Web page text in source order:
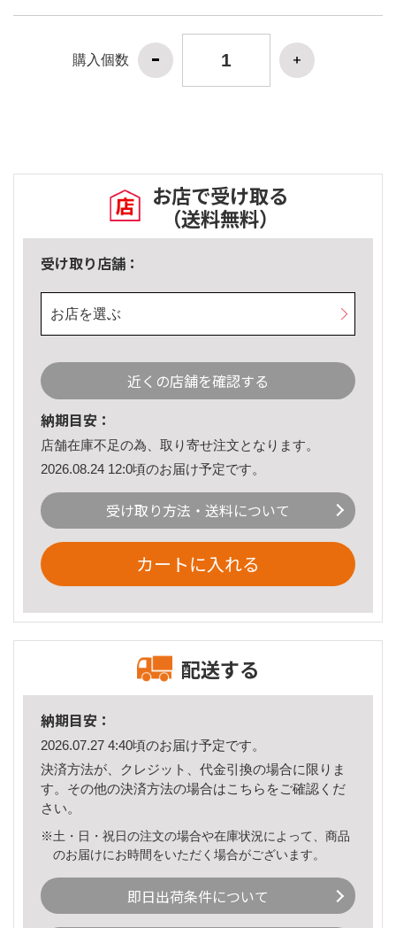
購入個数
お店で受け取る
（送料無料）
受け取り店舗：
お店を選ぶ
近くの店舗を確認する
納期目安：
店舗在庫不足の為、取り寄せ注文となります。
2026.08.24 12:0頃のお届け予定です。
受け取り方法・送料について
カートに入れる
配送する
納期目安：
2026.07.27 4:40頃のお届け予定です。
決済方法が、クレジット、代金引換の場合に限りま
す。その他の決済方法の場合はこちら をご確認くだ
さい。
※土・日・祝日の注文の場合や在庫状況によって、商品
のお届けにお時間をいただく場合がございます。
即日出荷条件について